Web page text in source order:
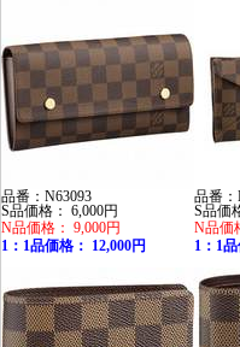
品番：N63093
S品価格： 6,000円
N品価格： 9,000円
1：1品価格： 12,000円
品番：
S品価
N品価
1：1